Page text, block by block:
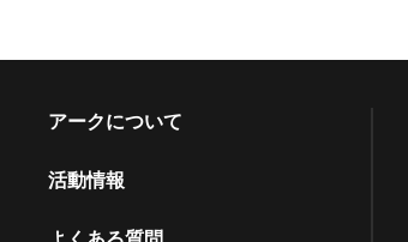
アークについて
活動情報